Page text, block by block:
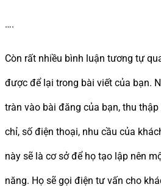
….
Còn rất nhiều bình luận tương tự
được để lại trong bài viết của bạn.
tràn vào bài đăng của bạn, thu
chỉ, số điện thoại, nhu cầu của
này sẽ là cơ sở để họ tạo lập nên
năng. Họ sẽ gọi điện tư vấn cho